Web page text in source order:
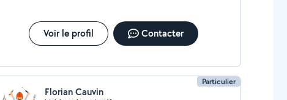
Voir le profil Contacter
Particulier
Florian Cauvin